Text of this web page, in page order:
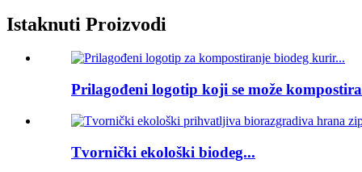
Istaknuti Proizvodi
Prilagođeni logotip koji se može
Tvornički ekološki biodeg...